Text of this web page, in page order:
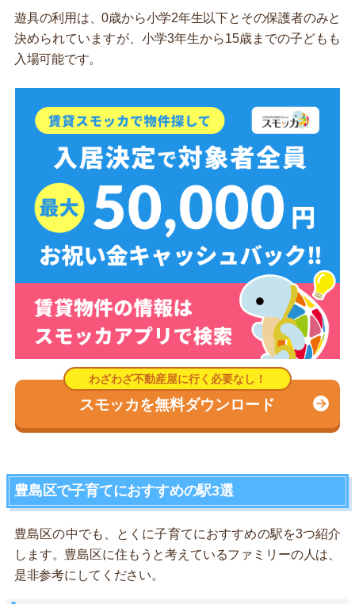
遊具の利用は、0歳から小学2年生以下とその保護者のみと
決められていますが、小学3年生から15歳までの子どもも
入場可能です。
スモッカを無料ダウンロード
豊島区で子育てにおすすめの駅3選
豊島区の中でも、とくに子育てにおすすめの駅を3つ紹介
します。豊島区に住もうと考えているファミリーの人は、
是非参考にしてください。